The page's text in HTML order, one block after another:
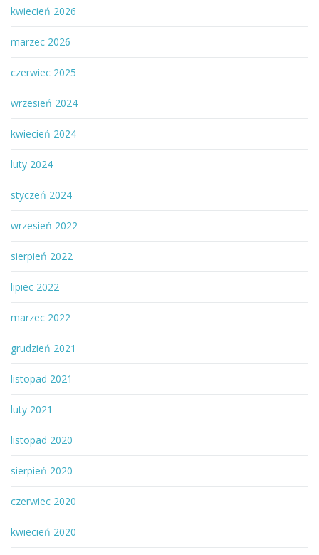
kwiecień 2026
marzec 2026
czerwiec 2025
wrzesień 2024
kwiecień 2024
luty 2024
styczeń 2024
wrzesień 2022
sierpień 2022
lipiec 2022
marzec 2022
grudzień 2021
listopad 2021
luty 2021
listopad 2020
sierpień 2020
czerwiec 2020
kwiecień 2020